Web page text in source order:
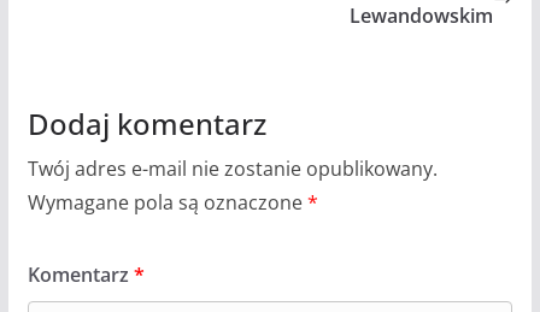
Lewandowskim
Dodaj komentarz
Twój adres e-mail nie zostanie opublikowany.
Wymagane pola są oznaczone*
Komentarz *